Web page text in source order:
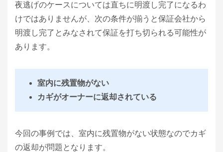
夜逃げのケースについては直ちに明渡し完了になるわ
けではありませんが、次の条件が揃うと保証会社から
明渡し完了とみなされて保証を打ち切られる可能性が
あります。
室内に残置物がない
カギがオーナーに返却されている
今回の事例では、室内に残置物がない状態なのでカギ
の返却が問題となります。